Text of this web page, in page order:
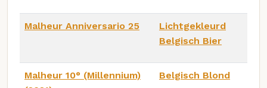
Malheur Anniversario 25
Lichtgekleurd
Belgisch Bier
Malheur 10° (Millennium)
Belgisch Blond